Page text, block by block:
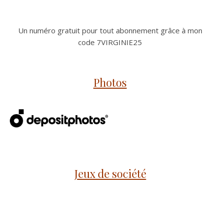
Un numéro gratuit pour tout abonnement grâce à mon
code 7VIRGINIE25
Photos
Jeux de société